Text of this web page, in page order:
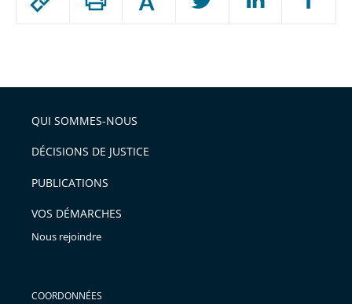
arriver
après
Augmenter
ou
l'article
pour
avant
QUI SOMMES-NOUS
DÉCISIONS DE JUSTICE
PUBLICATIONS
VOS DÉMARCHES
Nous rejoindre
COORDONNÉES